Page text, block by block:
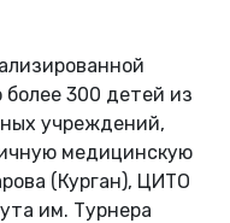
300 детей из
учреждений,
медицинскую
(Курган), ЦИТО
им. Турнера